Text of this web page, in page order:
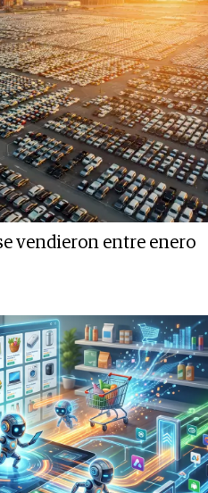
vendieron entre enero